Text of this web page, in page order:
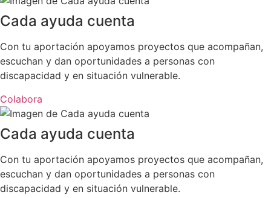
Cada ayuda cuenta
Con tu aportación apoyamos proyectos que acompañan,
escuchan y dan oportunidades a personas con
discapacidad y en situación vulnerable.
Colabora
Cada ayuda cuenta
Con tu aportación apoyamos proyectos que acompañan,
escuchan y dan oportunidades a personas con
discapacidad y en situación vulnerable.